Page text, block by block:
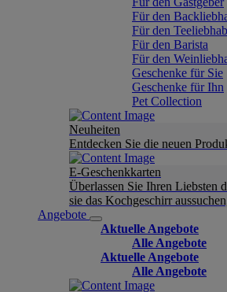
Für den
Für den
Für den Barista
Für den
Geschenke für Sie
Geschenke für Ihn
Pet Collection
Neuheiten
Entdecken Sie die neuen
E-Geschenkkarten
Überlassen Sie Ihren Liebsten
sie das Kochgeschirr
Angebote
Aktuelle Angebote
Alle Angebote
Aktuelle Angebote
Alle Angebote